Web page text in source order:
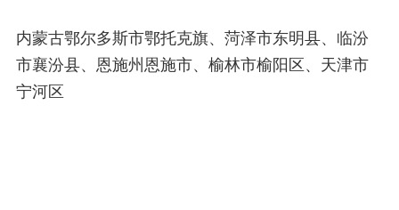
内蒙古鄂尔多斯市鄂托克旗、菏泽市东明县、临汾
市襄汾县、恩施州恩施市、榆林市榆阳区、天津市
宁河区